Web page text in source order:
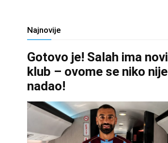
Najnovije
Gotovo je! Salah ima novi
klub – ovome se niko nije
nadao!